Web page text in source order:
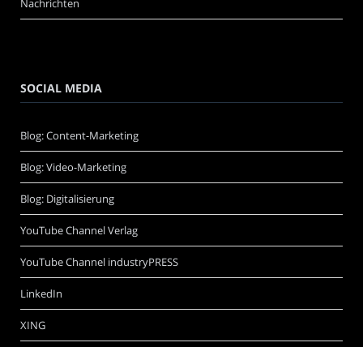
Nachrichten
SOCIAL MEDIA
Blog: Content-Marketing
Blog: Video-Marketing
Blog: Digitalisierung
YouTube Channel Verlag
YouTube Channel industryPRESS
LinkedIn
XING